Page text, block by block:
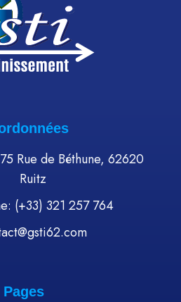
Rue de Béthune, 62620
Ruitz
(+33) 321 257 764
Pages